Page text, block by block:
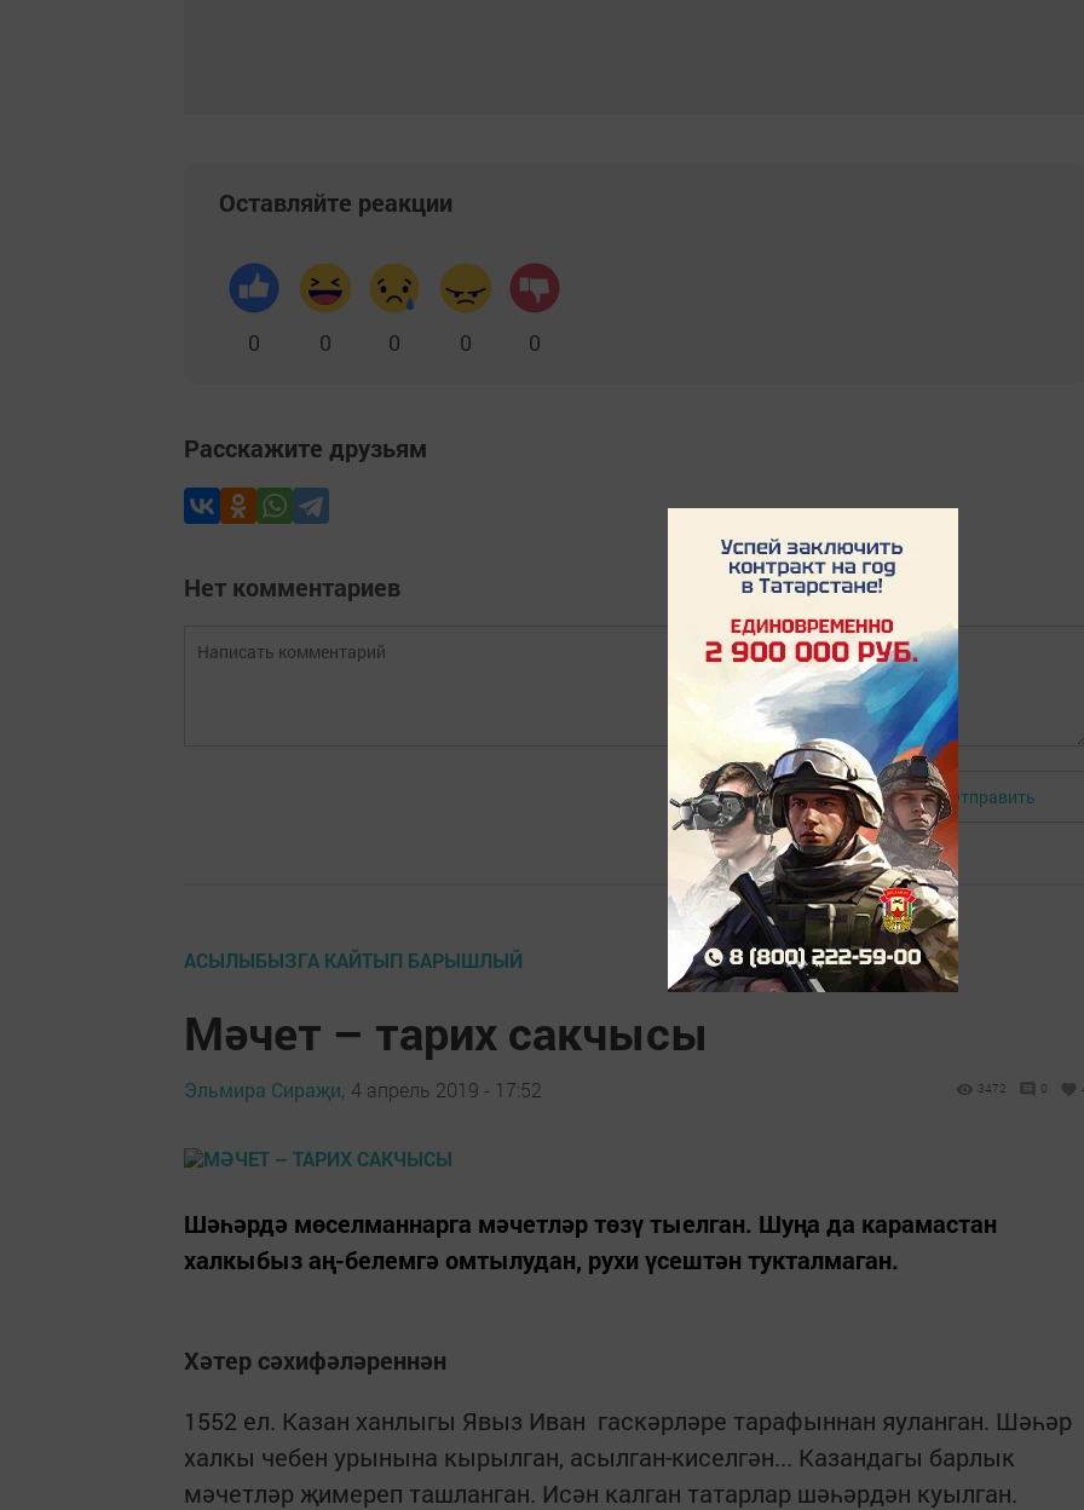
Оставляйте реакции
0 0 0 0 0
Расскажите друзьям
Нет комментариев
Авторизоваться Отправить
АСЫЛЫБЫЗГА КАЙТЫП БАРЫШЛЫЙ
Мәчет – тарих сакчысы
Эльмира Сираҗи, 4 апрель 2019 - 17:52 3472 0
Шәһәрдә мөселманнарга мәчетләр төзү тыелган. Шуңа да карамастан
халкыбыз аң-белемгә омтылудан, рухи үсештән тукталмаган.
Хәтер сәхифәләреннән
1552 ел. Казан ханлыгы Явыз Иван гаскәрләре тарафыннан яуланган. Шәһәр
халкы чебен урынына кырылган, асылган-киселгән... Казандагы барлык
мәчетләр җимереп ташланган. Исән калган татарлар шәһәрдән куылган.